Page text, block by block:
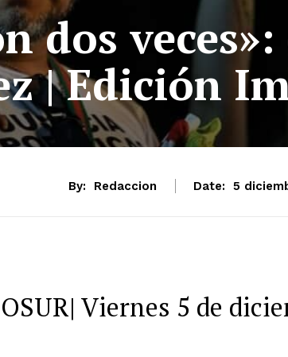
dos
| Edición
By: Redaccion Date: 5
Viernes 5 de